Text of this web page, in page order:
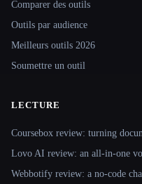
Comparer des outils
Outils par audience
Meilleurs outils 2026
Soumettre un outil
LECTURE
Coursebox review: turning
Lovo AI review: an all-in-one
Webbotify review: a no-code